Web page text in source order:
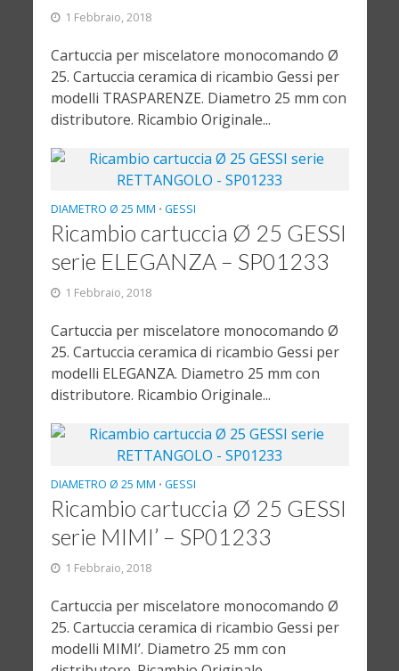
1 Febbraio, 2018
Cartuccia per miscelatore monocomando Ø
25. Cartuccia ceramica di ricambio Gessi per
modelli TRASPARENZE. Diametro 25 mm con
distributore. Ricambio Originale...
DIAMETRO Ø 25 MM • GESSI
Ricambio cartuccia Ø 25 GESSI
serie ELEGANZA – SP01233
1 Febbraio, 2018
Cartuccia per miscelatore monocomando Ø
25. Cartuccia ceramica di ricambio Gessi per
modelli ELEGANZA. Diametro 25 mm con
distributore. Ricambio Originale...
DIAMETRO Ø 25 MM • GESSI
Ricambio cartuccia Ø 25 GESSI
serie MIMI’ – SP01233
1 Febbraio, 2018
Cartuccia per miscelatore monocomando Ø
25. Cartuccia ceramica di ricambio Gessi per
modelli MIMI’. Diametro 25 mm con